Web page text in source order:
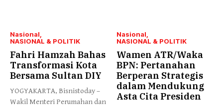
Nasional
NASIONAL & POLITIK
Fahri Hamzah Bahas
Transformasi Kota
Bersama Sultan DIY
YOGYAKARTA, Bisnistoday –
Wakil Menteri Perumahan dan
Nasional
NASIONAL & POLITIK
Wamen ATR/Waka
BPN: Pertanahan
Berperan Strategis
dalam Mendukung
Asta Cita Presiden